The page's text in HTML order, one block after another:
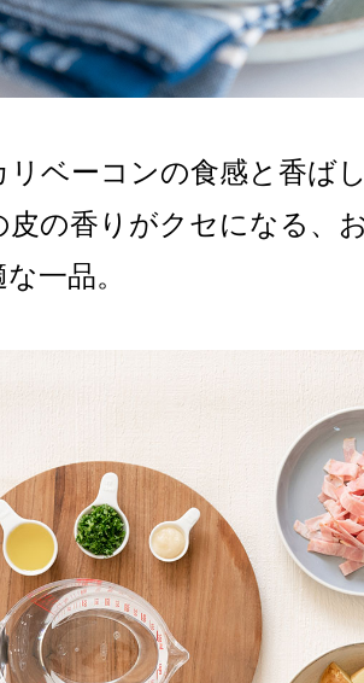
リベーコンの食感と香ば
皮の香りがクセになる、
一品。